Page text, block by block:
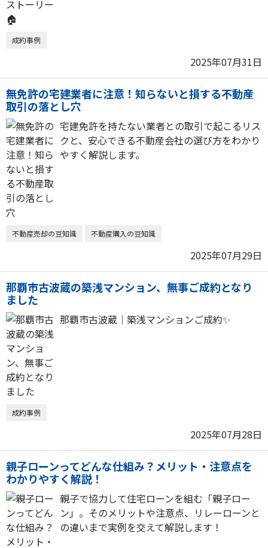
成約事例
2025年07月31日
無免許の宅建業者に注意！知らないと損する不動産
取引の落とし穴
宅建免許を持たない業者との取引で起こるリス
クと、安心できる不動産会社の選び方をわかり
やすく解説します。
不動産売却の豆知識 不動産購入の豆知識
2025年07月29日
那覇市古波蔵の築浅マンション、無事ご成約となり
ました
那覇市古波蔵｜築浅マンションご成約✨
成約事例
2025年07月28日
親子ローンってどんな仕組み？メリット・注意点を
わかりやすく解説！
親子で協力して住宅ローンを組む「親子ロー
ン」。そのメリットや注意点、リレーローンと
の違いまで実例を交えて解説します！